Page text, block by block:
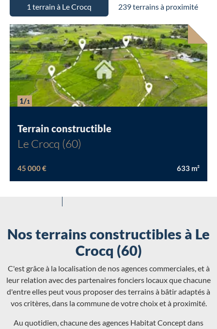
1 terrain à Le Crocq 239 terrains à proximité
1/1
Terrain constructible
Le Crocq (60)
45 000 € 633 m²
Nos terrains constructibles à Le
Crocq (60)
C'est grâce à la localisation de nos agences commerciales, et à
leur relation avec des partenaires fonciers locaux que chacune
d'entre elles peut vous proposer des terrains à bâtir adaptés à
vos critères, dans la commune de votre choix et à proximité.
Au quotidien, chacune des agences Habitat Concept dans